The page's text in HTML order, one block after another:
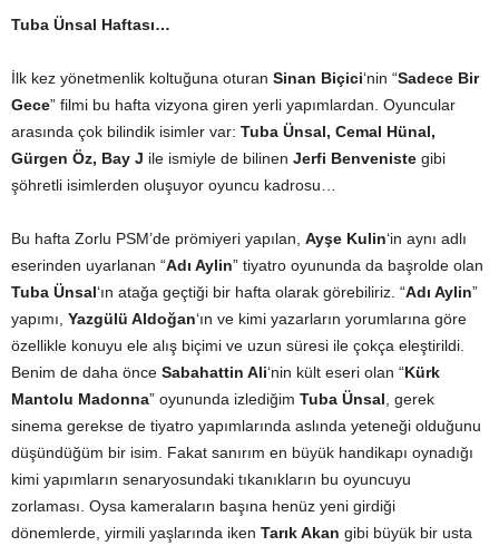
Tuba Ünsal Haftası…
İlk kez yönetmenlik koltuğuna oturan Sinan Biçici‘nin “Sadece Bir
Gece” filmi bu hafta vizyona giren yerli yapımlardan. Oyuncular
arasında çok bilindik isimler var: Tuba Ünsal, Cemal Hünal,
Gürgen Öz, Bay J ile ismiyle de bilinen Jerfi Benveniste gibi
şöhretli isimlerden oluşuyor oyuncu kadrosu…
Bu hafta Zorlu PSM’de prömiyeri yapılan, Ayşe Kulin‘in aynı adlı
eserinden uyarlanan “Adı Aylin” tiyatro oyununda da başrolde olan
Tuba Ünsal‘ın atağa geçtiği bir hafta olarak görebiliriz. “Adı Aylin”
yapımı, Yazgülü Aldoğan‘ın ve kimi yazarların yorumlarına göre
özellikle konuyu ele alış biçimi ve uzun süresi ile çokça eleştirildi.
Benim de daha önce Sabahattin Ali‘nin kült eseri olan “Kürk
Mantolu Madonna” oyununda izlediğim Tuba Ünsal , gerek
sinema gerekse de tiyatro yapımlarında aslında yeteneği olduğunu
düşündüğüm bir isim. Fakat sanırım en büyük handikapı oynadığı
kimi yapımların senaryosundaki tıkanıkların bu oyuncuyu
zorlaması. Oysa kameraların başına henüz yeni girdiği
dönemlerde, yirmili yaşlarında iken Tarık Akan gibi büyük bir usta